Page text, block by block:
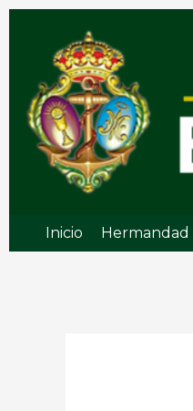
contenido
Inicio Hermandad